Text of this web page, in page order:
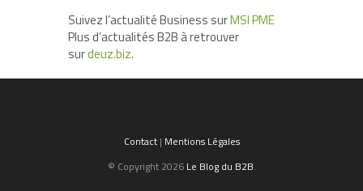
Suivez l’actualité Business surMSI PME
Plus d’actualités B2B à retrouver
surdeuz.biz.
Contact| Mentions Légales
© Copyright 2026 Le Blog du B2B.